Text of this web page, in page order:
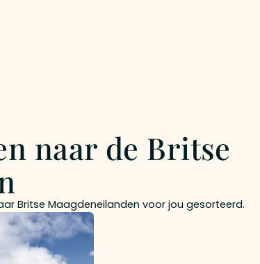
naar de Britse
Britse Maagdeneilanden voor jou gesorteerd.